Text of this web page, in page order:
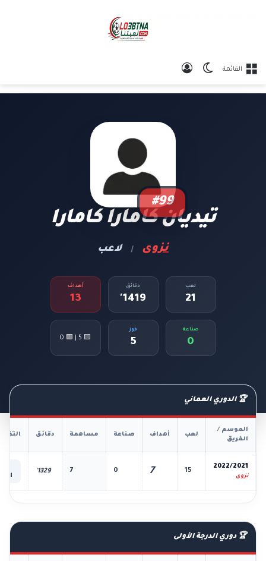
القائمة الوضع المظلم
#99
تيديان كامارا كامارا
نزوى | لاعب
لعب
21
دقائق
1419'
أهداف
13
صناعة
0
فوز
5
🟨 5 | 🟥 0
🏆 الدوري العماني
الموسم /
الفريق
لعب أهداف صناعة مساهمة دقائق
2022/2021
نزوى
15
7
0
7
1329'
🏆 دوري الدرجة الأولى